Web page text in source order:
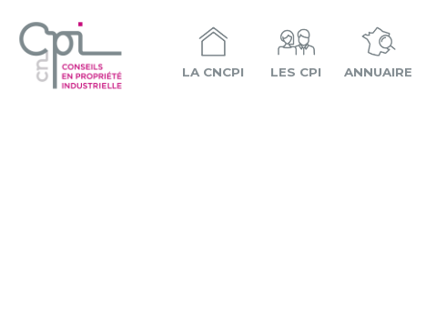
LA CNCPI LES CPI ANNUAIRE